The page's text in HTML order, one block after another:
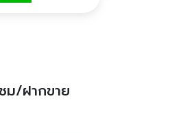
ม/ฝากขาย